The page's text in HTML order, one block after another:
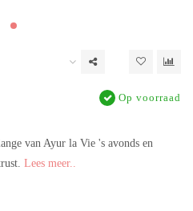
Op voorraad
van Ayur la Vie 's avonds en
Lees meer..